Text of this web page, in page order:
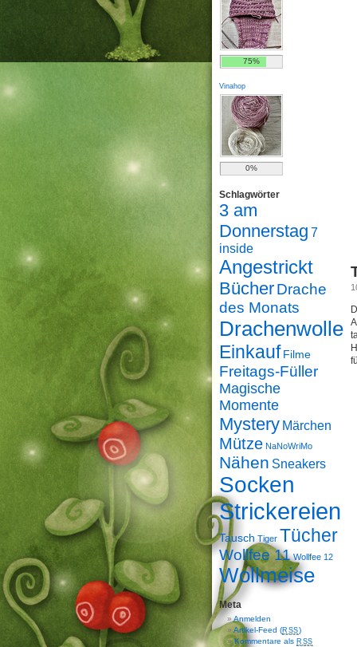
75%
Vinahop
0%
Schlagwörter
3 am
Donnerstag 7
inside
Angestrickt
BücherDrache
des Monats
Drachenwolle
Einkauf Filme
Freitags-Füller
Magische
Momente
Mystery Märchen
Mütze NaNoWriMo
Nähen Sneakers
Socken
Strickereien
Tausch Tiger Tücher
Wollfee 11 Wollfee 12
Wollmeise
Meta
Anmelden
Artikel-Feed (RSS)
Kommentare als RSS